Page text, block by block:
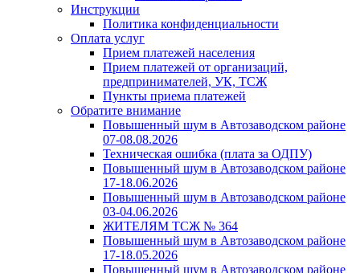
Инструкции
Политика конфиденциальности
Оплата услуг
Прием платежей населения
Прием платежей от организаций,
предпринимателей, УК, ТСЖ
Пункты приема платежей
Обратите внимание
Повышенный шум в Автозаводском районе
07-08.08.2026
Техническая ошибка (плата за ОДПУ)
Повышенный шум в Автозаводском районе
17-18.06.2026
Повышенный шум в Автозаводском районе
03-04.06.2026
ЖИТЕЛЯМ ТСЖ № 364
Повышенный шум в Автозаводском районе
17-18.05.2026
Повышенный шум в Автозаводском районе